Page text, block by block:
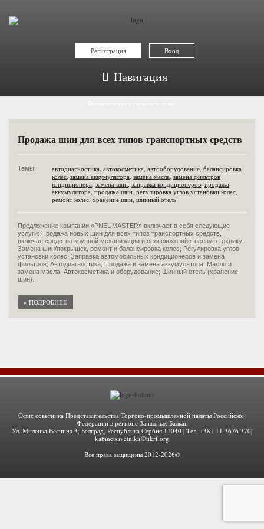
Регистрация Вход
Навигация
балансировка колес
Продажа шин для всех типов транспортных средств
Темы: автодиагностика,автокосметика,автооборудование,балансировка
колес,замена аккумулятора,замена масла,замена фильтров
кондиционера,замена шин,заправка кондиционеров,продажа
аккумулятора,продажа шин,регулировка углов установки колес,
ремонт колес,хранение шин,шинный отель
Предложение компании «PNEUMASTER» включает в себя следующие
услуги: Продажа новых шин для всех типов транспортных средств,
включая средства крупной механизации и сельскохозяйственную технику;
Замена шин/покрышек, ремонт и балансировка колес; Регулировка углов
установки колес; Заправка автомобильных кондиционеров и замена
фильтров; Автодиагностика; Продажа и замена аккумулятора; Масло и
замена масла; Автокосметика и оборудование; Шинный отель (хранение
шин).
» ПОДРОБНЕЕ
Офис советника Представительства Торгово-промышленной палаты Российской
Федерации в регионе Западных Балкан
Ул. Миленка Веснича 3, Белград, Республика Сербия 11040 | Тел: +381 11 3676 370|
kabinetsavetnika@tikrf.org
Все права защищены 2012-2026©